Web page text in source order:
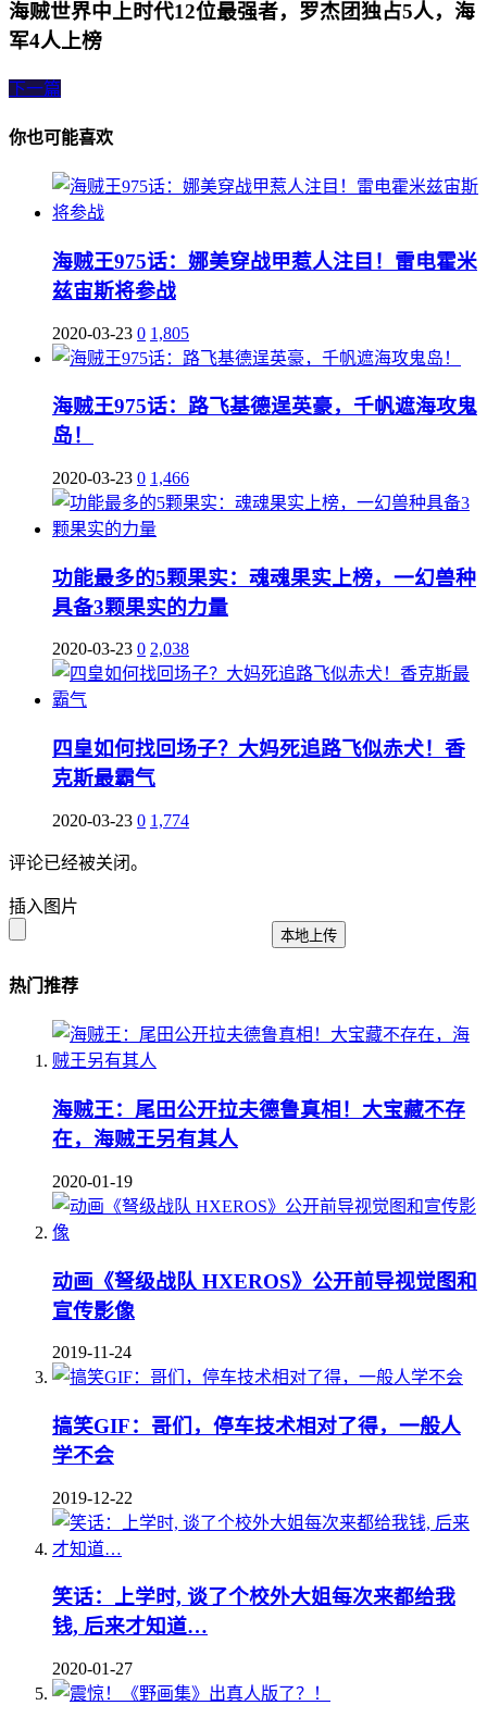
海贼世界中上时代12位最强者，罗杰团独占5人，海
军4人上榜
下一篇
你也可能喜欢
海贼王975话：娜美穿战甲惹人注目！雷电霍米
兹宙斯将参战
2020-03-23 0 1,805
海贼王975话：路飞基德逞英豪，千帆遮海攻鬼
岛！
2020-03-23 0 1,466
功能最多的5颗果实：魂魂果实上榜，一幻兽种
具备3颗果实的力量
2020-03-23 0 2,038
四皇如何找回场子？大妈死追路飞似赤犬！香
克斯最霸气
2020-03-23 0 1,774
评论已经被关闭。
插入图片
本地上传
热门推荐
海贼王：尾田公开拉夫德鲁真相！大宝藏不存
在，海贼王另有其人
2020-01-19
动画《弩级战队 HXEROS》公开前导视觉图和
宣传影像
2019-11-24
搞笑GIF：哥们，停车技术相对了得，一般人
学不会
2019-12-22
笑话：上学时, 谈了个校外大姐每次来都给我
钱, 后来才知道…
2020-01-27